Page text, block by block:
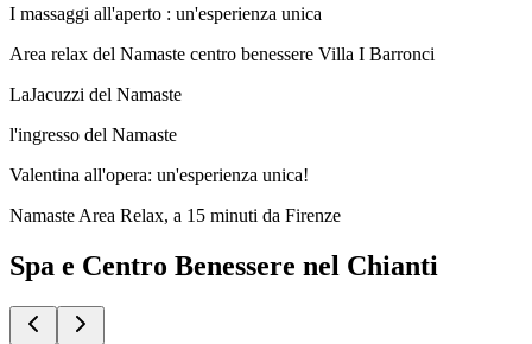
I massaggi all'aperto : un'esperienza unica
Area relax del Namaste centro benessere Villa I Barronci
LaJacuzzi del Namaste
l'ingresso del Namaste
Valentina all'opera: un'esperienza unica!
Namaste Area Relax, a 15 minuti da Firenze
Spa e Centro Benessere nel Chianti